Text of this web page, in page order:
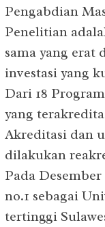
Pengabdian
Penelitian
sama yang erat
investasi yang
Dari 18
yang
Akreditasi dan
dilakukan
Pada
no.1 sebagai
tertinggi